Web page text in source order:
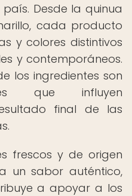
Desde la quinua
cada producto
y colores distintivos
y contemporáneos.
los ingredientes son
que influyen
final de las
frescos y de origen
un sabor auténtico,
a apoyar a los